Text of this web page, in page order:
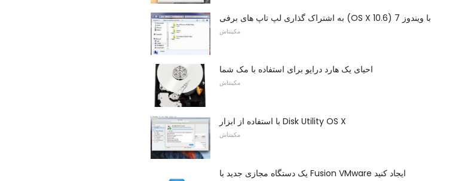
به اشتراک گذاری لپ تاپ های برفی (OS X 10.6) با ویندوز 7
مکینتاش
احیای یک هارد درایو برای استفاده با مک شما
مکینتاش
با استفاده از ابزار Disk Utility OS X
مکینتاش
یک دستگاه مجازی جدید با Fusion VMware ایجاد کنید